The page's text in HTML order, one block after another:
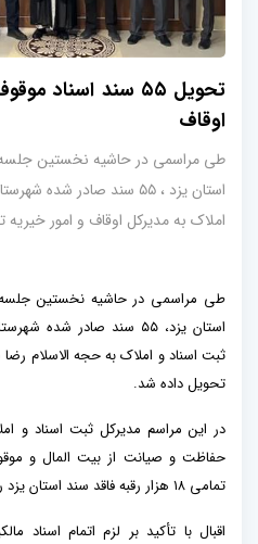
تحویل ۵۵ سند
اوقاف
طی مراسمی در حاشیه نخستین جلسه
استان یزد ، ۵۵ سند صادر
املاک به مدیرکل اوقاف و امور
طی مراسمی در حاشیه نخستین جلسه
استان یزد، ۵۵ سند صادر
ثبت اسناد و املاک به حجه الاسلام
تحویل داده شد.
در این مراسم مدیرکل ثبت اسناد و
حفاظت و صیانت از بیت المال و
تمامی ۱۸ هزار رقبه فاقد سند استان یزد را مستندسازی کنیم.
اقبال با تأکید بر لزم اتمام اسناد